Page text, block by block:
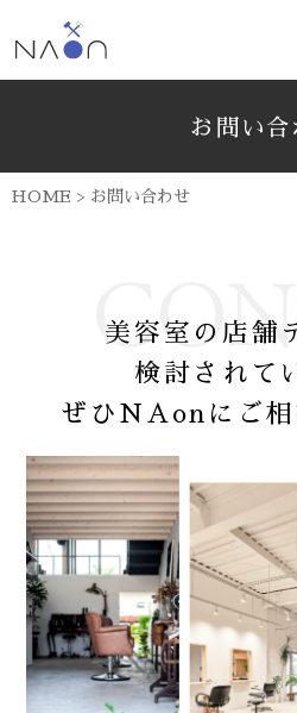
お問い合
HOME > お問い合わせ
美容室の店舗
検討されて
ぜひNAonにご相